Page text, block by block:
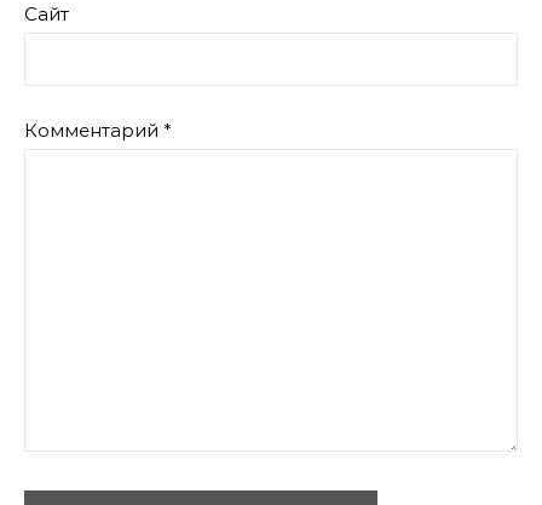
Сайт
Комментарий *